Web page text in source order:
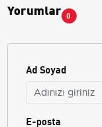
Yorumlar 0
Ad Soyad
E-posta